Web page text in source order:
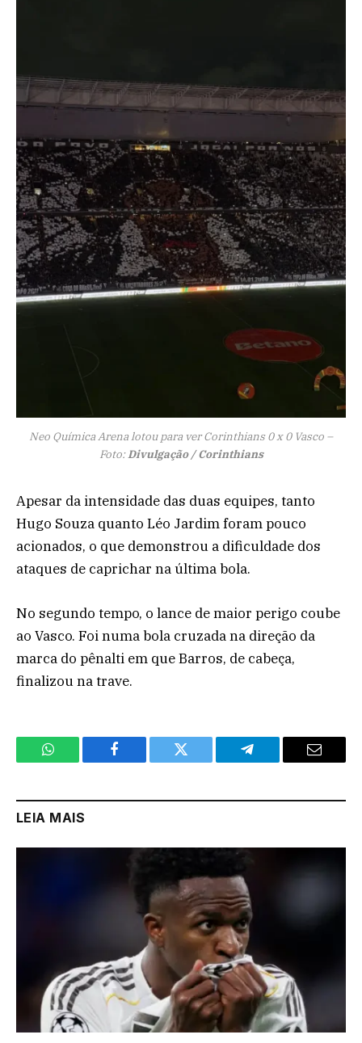
Neo Química Arena lotou para ver Corinthians 0 x 0 Vasco –
Foto:Divulgação / Corinthians
Apesar da intensidade das duas equipes, tanto
Hugo Souza quanto Léo Jardim foram pouco
acionados, o que demonstrou a dificuldade dos
ataques de caprichar na última bola.
No segundo tempo, o lance de maior perigo coube
ao Vasco. Foi numa bola cruzada na direção da
marca do pênalti em que Barros, de cabeça,
finalizou na trave.
WhatsApp Facebook Twitter Telegram Email
LEIA MAIS